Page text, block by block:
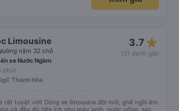
Limousine
nằm 32 chỗ
3.7 star_rate
(31 đánh giá)
xe Nước Ngầm
phút
Thanh Hóa
rất tuyệt vời! Dòng xe limousine đời mới, ghế ngồi êm
và đầy đủ tiện ích như máy lạnh, nước uống, sạc